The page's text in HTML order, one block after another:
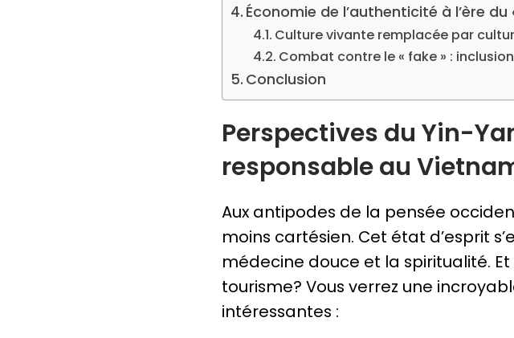
Économie de l’authenticité à l’ère du
Culture vivante remplacée par
Combat contre le « fake » :
Conclusion
Perspectives du Yin-
responsable au
Aux antipodes de la pensée
moins cartésien. Cet état d’esprit
médecine douce et la spiritualité.
tourisme? Vous verrez une
intéressantes :